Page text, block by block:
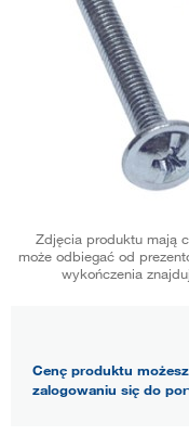
Zdjęcia produktu mają
może odbiegać od
wykończenia
Cenę produktu
zalogowaniu się do